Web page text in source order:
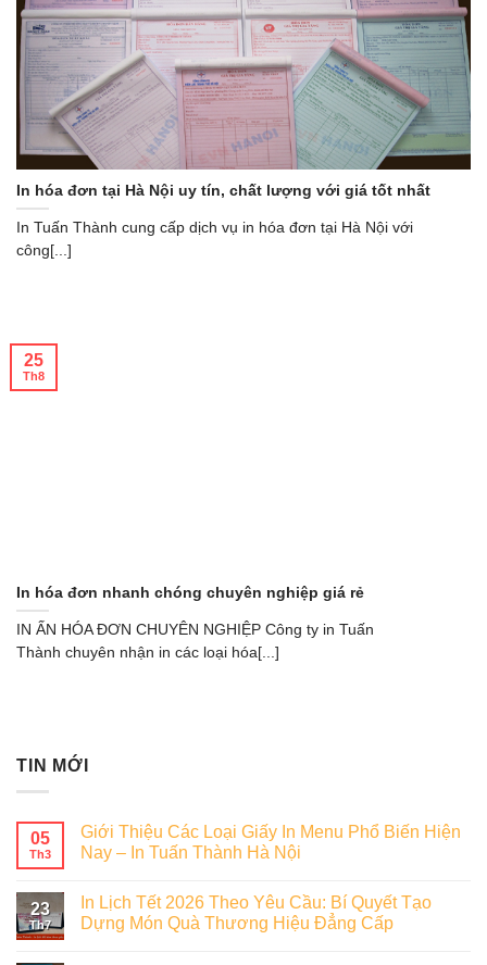
In hóa đơn tại Hà Nội uy tín, chất lượng với giá tốt nhất
In Tuấn Thành cung cấp dịch vụ in hóa đơn tại Hà Nội với
công[...]
In hóa đơn nhanh chóng chuyên nghiệp giá rẻ
IN ẤN HÓA ĐƠN CHUYÊN NGHIỆP Công ty in Tuấn
Thành chuyên nhận in các loại hóa[...]
25
Th8
TIN MỚI
05
Th3
Giới Thiệu Các Loại Giấy In Menu Phổ Biến Hiện
Nay – In Tuấn Thành Hà Nội
23
Th7
In Lịch Tết 2026 Theo Yêu Cầu: Bí Quyết Tạo
Dựng Món Quà Thương Hiệu Đẳng Cấp